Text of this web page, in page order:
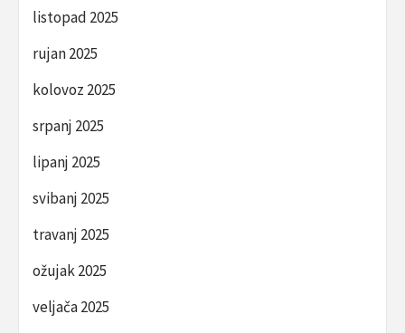
listopad 2025
rujan 2025
kolovoz 2025
srpanj 2025
lipanj 2025
svibanj 2025
travanj 2025
ožujak 2025
veljača 2025